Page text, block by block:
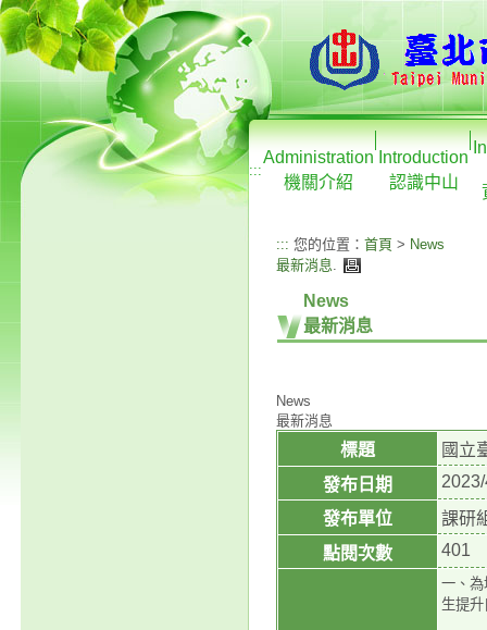
:::
Administration
機關介紹
Introduction
認識中山
::: 您的位置： 首頁 > News
最新消息.
News
最新消息
News
最新消息
標題
國立
發布日期
發布單位
課研
點閱次數
401
一、為
生提